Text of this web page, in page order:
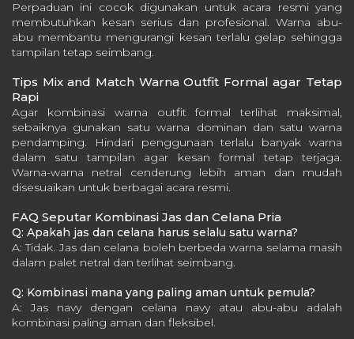
Perpaduan ini cocok digunakan untuk acara resmi yang
membutuhkan kesan serius dan profesional. Warna abu-
abu membantu mengurangi kesan terlalu gelap sehingga
tampilan tetap seimbang.
Tips Mix and Match Warna Outfit Formal agar Tetap
Rapi
Agar kombinasi warna outfit formal terlihat maksimal,
sebaiknya gunakan satu warna dominan dan satu warna
pendamping. Hindari penggunaan terlalu banyak warna
dalam satu tampilan agar kesan formal tetap terjaga.
Warna-warna netral cenderung lebih aman dan mudah
disesuaikan untuk berbagai acara resmi.
FAQ Seputar Kombinasi Jas dan Celana Pria
Q: Apakah jas dan celana harus selalu satu warna?
A: Tidak. Jas dan celana boleh berbeda warna selama masih
dalam palet netral dan terlihat seimbang.
Q: Kombinasi mana yang paling aman untuk pemula?
A: Jas navy dengan celana navy atau abu-abu adalah
kombinasi paling aman dan fleksibel.